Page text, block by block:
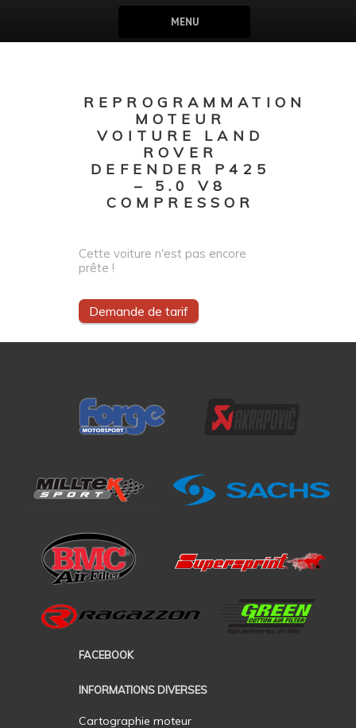
MENU
REPROGRAMMATION
MOTEUR
VOITURE LAND
ROVER
DEFENDER P425
– 5.0 V8
COMPRESSOR
Cette voiture n'est pas encore
prête !
Demande de tarif
FACEBOOK
INFORMATIONS DIVERSES
Cartographie moteur